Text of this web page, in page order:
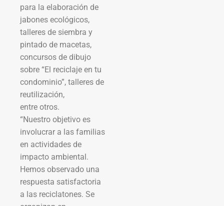
para la elaboración de
jabones ecológicos,
talleres de siembra y
pintado de macetas,
concursos de dibujo
sobre “El reciclaje en tu
condominio”, talleres de
reutilización,
entre otros.
“Nuestro objetivo es
involucrar a las familias
en actividades de
impacto ambiental.
Hemos observado una
respuesta satisfactoria
a las reciclatones. Se